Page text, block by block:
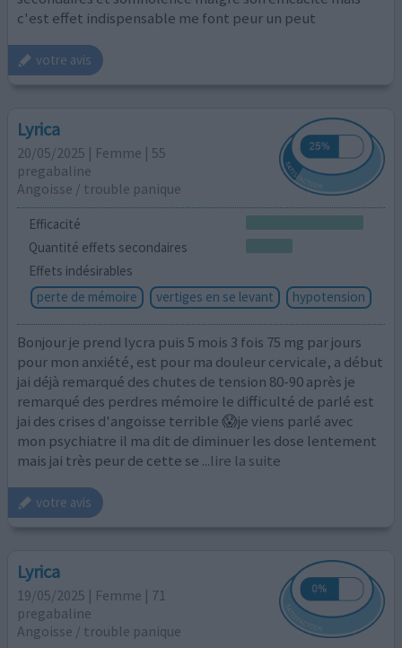
c'est effet indispensable me font peur un peut
votre avis
Lyrica
20/05/2025 | Femme | 55
pregabaline
Angoisse / trouble panique
Efficacité
Quantité effets secondaires
Effets indésirables
perte de mémoire
vertiges en se levant hypotension
Bonjour je prend lycra puis 5 mois 3 fois 75 mg par jours
pour mon anxiété, est pour ma douleur cervicale, a début
jai déjà remarqué des chutes de tension 80-90 après je
remarqué des perdres mémoire le difficulté de parlé est
jai des crises d'angoisse terrible 😱je viens parlé avec
mon psychiatre il ma dit de diminuer les dose lentement
mais jai très peur de cette se ...lire la suite
votre avis
Lyrica
19/05/2025 | Femme | 71
pregabaline
Angoisse / trouble panique